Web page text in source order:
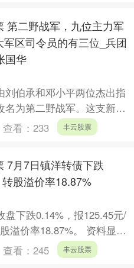
第二野战军，九位主力军
军区司令员的有三位_兵团
国华
伯承和邓小平两位杰出指
为第二野战军。这支新成
团又分为三个军，总计形
查看： 233 丰云股票
7月7日镇洋转债下跌
股溢价率18.87%
下跌0.14%，报125.45元/
溢价率18.87%。 资料显
”，....
查看： 245 丰云股票